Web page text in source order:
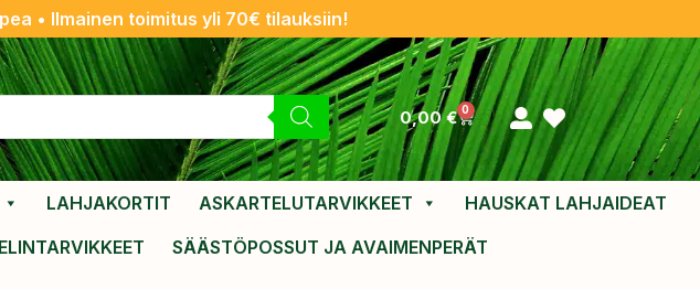
• Ilmainen toimitus yli 70€ tilauksiin!
0,00€ 0
LAHJAKORTIT ASKARTELUTARVIKKEET
HAUSKAT LAHJAIDEAT
SÄÄSTÖPOSSUT JA AVAIMENPERÄT